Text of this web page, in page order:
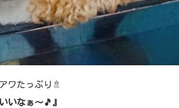
ワたっぷり🚿
いなぁ～🎵』